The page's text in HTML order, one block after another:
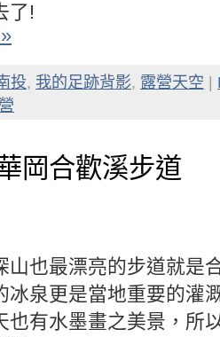
了!
投, 我的足跡背影, 露營天空
岡合歡溪步道
山也最漂亮的步道就是
冰泉更是當地重要的灌
也有水墨畫之美景，所